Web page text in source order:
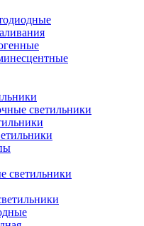
светильники
светильники